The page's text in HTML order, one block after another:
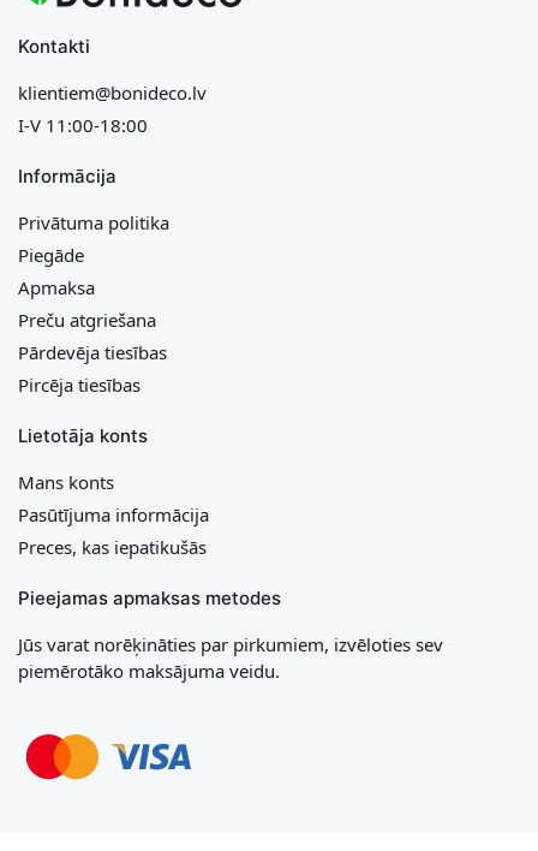
Kontakti
klientiem@bonideco.lv
I-V 11:00-18:00
Informācija
Privātuma politika
Piegāde
Apmaksa
Preču atgriešana
Pārdevēja tiesības
Pircēja tiesības
Lietotāja konts
Mans konts
Pasūtījuma informācija
Preces, kas iepatikušās
Pieejamas apmaksas metodes
Jūs varat norēķināties par pirkumiem, izvēloties sev
piemērotāko maksājuma veidu.